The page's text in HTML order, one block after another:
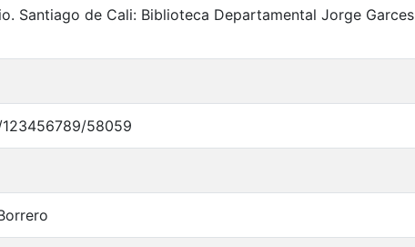
Santiago de Cali: Biblioteca Departamental Jorge Garces
58059